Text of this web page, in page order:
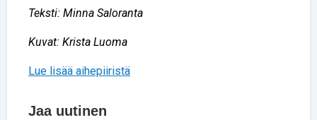
Teksti: Minna Saloranta
Kuvat: Krista Luoma
Lue lisää aihepiiristä
Jaa uutinen